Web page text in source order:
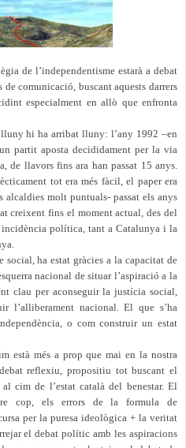
de l’independentisme estarà a debat
comunicació, buscant aquests darrers
especialment en allò que enfronta
hi ha arribat lluny: l’any 1992 –en
partit aposta decididament per la via
de llavors fins ara han passat 15 anys.
tot era més fàcil, el paper era
alcaldies molt puntuals- passat els anys
creixent fins el moment actual, des del
política, tant a Catalunya i la
social, ha estat gràcies a la capacitat de
nacional de situar l’aspiració a la
clau per aconseguir la justícia social,
l’alliberament nacional. El que s’ha
o com construir un estat
està més a prop que mai en la nostra
reflexiu, propositiu tot buscant el
cim de l’estat català del benestar. El
cop, els errors de la formula de
per la puresa ideològica + la veritat
el debat polític amb les aspiracions